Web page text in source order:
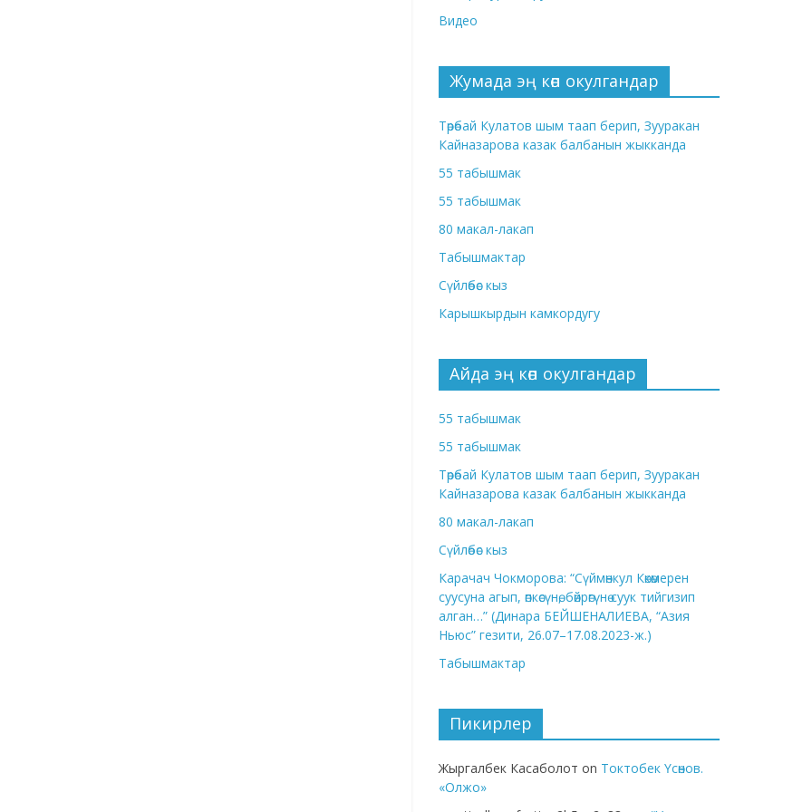
Видео
Жумада эң көп окулгандар
Төрөбай Кулатов шым таап берип, Зууракан
Кайназарова казак балбанын жыкканда
55 табышмак
55 табышмак
80 макал-лакап
Табышмактар
Сүйлөбөс кыз
Карышкырдын камкордугу
Айда эң көп окулгандар
55 табышмак
55 табышмак
Төрөбай Кулатов шым таап берип, Зууракан
Кайназарова казак балбанын жыкканда
80 макал-лакап
Сүйлөбөс кыз
Карачач Чокморова: “Сүймөнкул Көкөмерен
суусуна агып, өпкөсүнө, бөйрөгүнө суук тийгизип
алган…” (Динара БЕЙШЕНАЛИЕВА, “Азия
Ньюс” гезити, 26.07–17.08.2023-ж.)
Табышмактар
Пикирлер
Жыргалбек Касаболот on Токтобек Үсөнов.
«Олжо»